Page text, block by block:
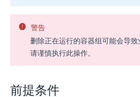
警告
删除正在运行的容器组可能会导致
请谨慎执行此操作。
前提条件